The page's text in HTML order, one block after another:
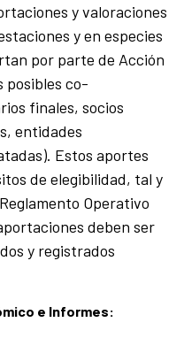
y valoraciones
y en especies
por parte de Acción
posibles co-
finales, socios
entidades
Estos aportes
de elegibilidad, tal y
Operativo
deben ser
y registrados
e Informes: